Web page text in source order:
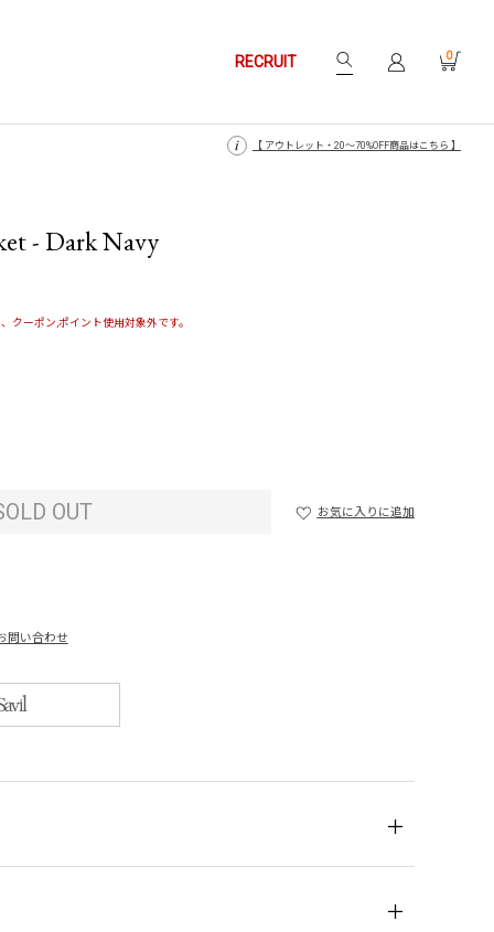
RECRUIT 0
【 月〜金14時、土日祝12時までにご注文で当日発送・発送無休 】
【 アウトレット・20〜70%OFF商品はこちら 】
【 月〜金14時、土日祝12時までにご注文で当日発送・発送無休 】
【 アウトレット・20〜70%OFF商品はこちら 】
- Dark Navy
クーポン,ポイント使用対象外です。
OUT お気に入りに追加
問い合わせ